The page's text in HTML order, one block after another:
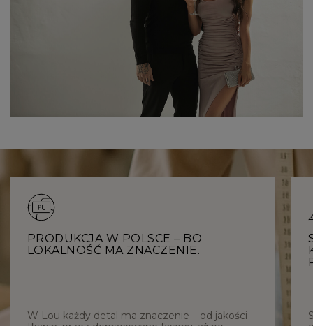
PRODUKCJA W POLSCE – BO
LOKALNOŚĆ MA ZNACZENIE.
W Lou każdy detal ma znaczenie – od jakości